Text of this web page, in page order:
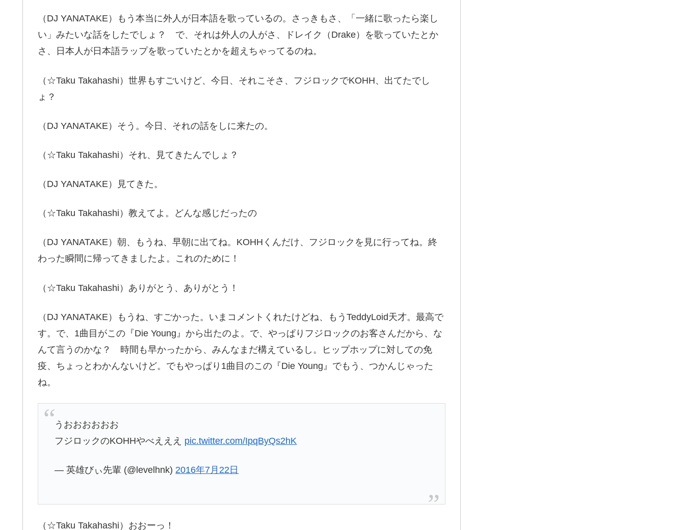
（DJ YANATAKE）もう本当に外人が日本語を歌っているの。さっきもさ、「一緒に歌ったら楽し
い」みたいな話をしたでしょ？ で、それは外人の人がさ、ドレイク（Drake）を歌っていたとか
さ、日本人が日本語ラップを歌っていたとかを超えちゃってるのね。
（☆Taku Takahashi）世界もすごいけど、今日、それこそさ、フジロックでKOHH、出てたでし
ょ？
（DJ YANATAKE）そう。今日、それの話をしに来たの。
（☆Taku Takahashi）それ、見てきたんでしょ？
（DJ YANATAKE）見てきた。
（☆Taku Takahashi）教えてよ。どんな感じだったの
（DJ YANATAKE）朝、もうね、早朝に出てね。KOHHくんだけ、フジロックを見に行ってね。終
わった瞬間に帰ってきましたよ。これのために！
（☆Taku Takahashi）ありがとう、ありがとう！
（DJ YANATAKE）もうね、すごかった。いまコメントくれたけどね、もうTeddyLoid天才。最高で
す。で、1曲目がこの『Die Young』から出たのよ。で、やっぱりフジロックのお客さんだから、な
んて言うのかな？ 時間も早かったから、みんなまだ構えているし。ヒップホップに対しての免
疫、ちょっとわかんないけど。でもやっぱり1曲目のこの『Die Young』でもう、つかんじゃった
ね。
うおおおおおお
フジロックのKOHHやべえええ pic.twitter.com/IpqByQs2hK
— 英雄びぃ先輩 (@levelhnk) 2016年7月22日
（☆Taku Takahashi）おおーっ！